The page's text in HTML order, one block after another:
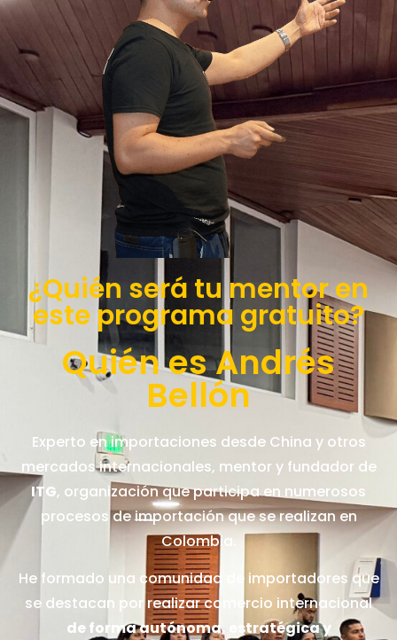
¿Quién será tu mentor en
este programa gratuito?
Quién es Andrés
Bellón
Experto en importaciones desde China y otros
mercados internacionales, mentor y fundador de
ITG, organización que participa en numerosos
procesos de importación que se realizan en
Colombia.
He formado una comunidad de importadores que
se destacan por realizar comercio internacional
de forma autónoma, estratégica y